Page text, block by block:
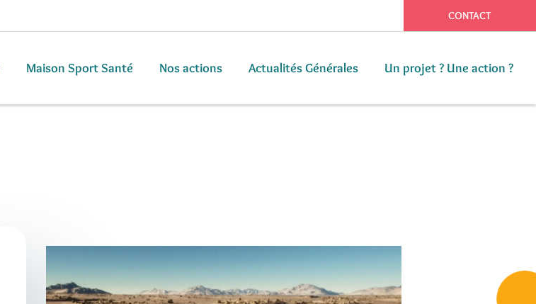
CONTACT
Maison Sport Santé Nos actions Actualités Générales Un projet ? Une action ?